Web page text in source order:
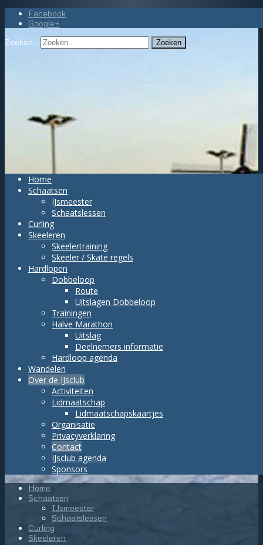
Facebook
Google+
Zoeken...
Zoeken
Home
Schaatsen
IJsmeester
Schaatslessen
Curling
Skeeleren
Skeelertraining
Skeeler / Skate regels
Hardlopen
Dobbeloop
Route
Uitslagen Dobbeloop
Trainingen
Halve Marathon
Uitslag
Deelnemers informatie
Hardloop agenda
Wandelen
Over de IJsclub
Activiteiten
Lidmaatschap
Lidmaatschapskaartjes
Organisatie
Privacyverklaring
Contact
IJsclub agenda
Sponsors
Home
Schaatsen
IJsmeester
Schaatslessen
Curling
Skeeleren